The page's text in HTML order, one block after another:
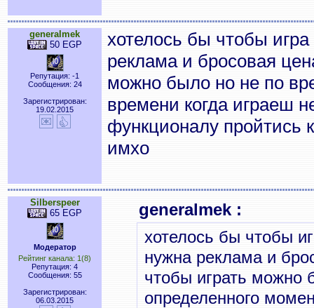
generalmek
50 EGP
Репутация: -1
Сообщения: 24
Зарегистрирован:
19.02.2015
хотелось бы чтобы
реклама и бросовая
можно было но не по
времени когда играеш
функционалу пройтись
имхо
Silberspeer
65 EGP
Модератор
Рейтинг канала: 1(8)
Репутация: 4
Сообщения: 55
Зарегистрирован:
06.03.2015
generalmek :
хотелось бы чтобы
нужна реклама и
чтобы играть можно
определенного